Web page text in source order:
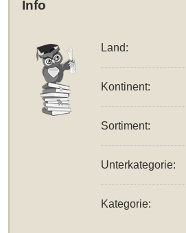
Info
Land:
Kontinent:
Sortiment:
Unterkategorie:
Kategorie: